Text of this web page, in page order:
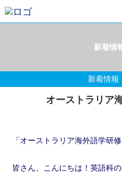
新着情
新着情報
オーストラリア
「オーストラリア海外語学研修
皆さん、こんにちは！英語科の